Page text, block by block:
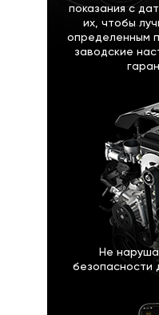
показания с
их, чтобы
определенным
заводские
Не
безопасности